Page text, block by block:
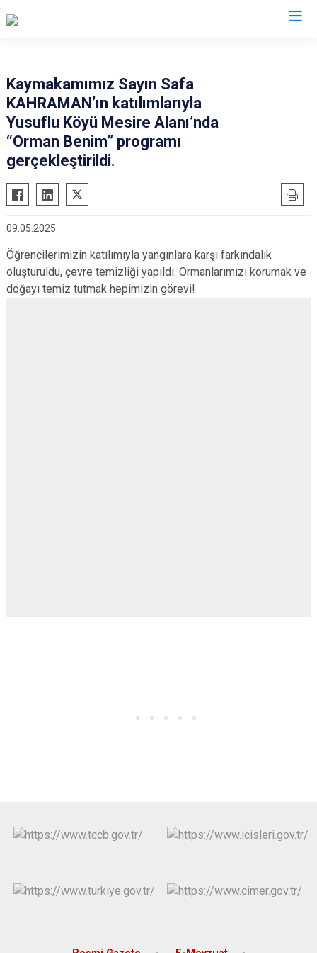
Ayancık
Boyabat
Dikmen
Erfelek
Gerze
Türkeli
Kaymakamımız Sayın Safa
KAHRAMAN’ın katılımlarıyla
Yusuflu Köyü Mesire Alanı’nda
“Orman Benim” programı
gerçekleştirildi.
09.05.2025
Öğrencilerimizin katılımıyla yangınlara karşı farkındalık
oluşturuldu, çevre temizliği yapıldı. Ormanlarımızı korumak ve
doğayı temiz tutmak hepimizin görevi!